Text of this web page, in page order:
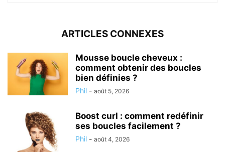
ARTICLES CONNEXES
Mousse boucle cheveux :
comment obtenir des boucles
bien définies ?
Phil - août 5, 2026
Boost curl : comment redéfinir
ses boucles facilement ?
Phil - août 4, 2026